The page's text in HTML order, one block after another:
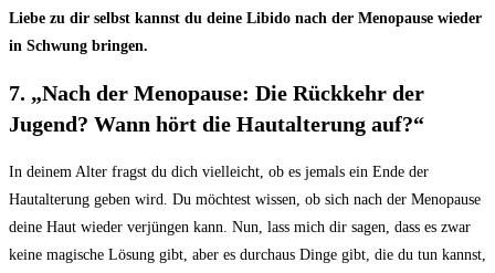
Liebe ⁢zu dir⁣ selbst kannst ​du deine Libido nach der Menopause ⁢wieder
in⁣ Schwung bringen.
7. „Nach der Menopause: Die Rückkehr der
Jugend? Wann‌ hört die ⁣Hautalterung auf?“
In⁢ deinem⁢ Alter fragst du dich vielleicht, ob⁣ es jemals ein Ende der
Hautalterung geben wird. Du ‍möchtest wissen, ob sich nach der Menopause
deine Haut wieder⁢ verjüngen kann. Nun, lass mich dir sagen, dass ‍es zwar‍
keine magische Lösung gibt, aber es durchaus Dinge gibt,⁣ die du tun kannst,